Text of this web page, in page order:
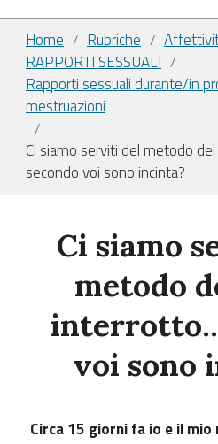
Home / Rubriche /
RAPPORTI SESSUALI /
Rapporti sessuali durante/in
mestruazioni
/
Ci siamo serviti del metodo
secondo voi sono incinta?
Ci siamo
metodo
interrotto..
voi sono
Circa 15 giorni fa io e il mio